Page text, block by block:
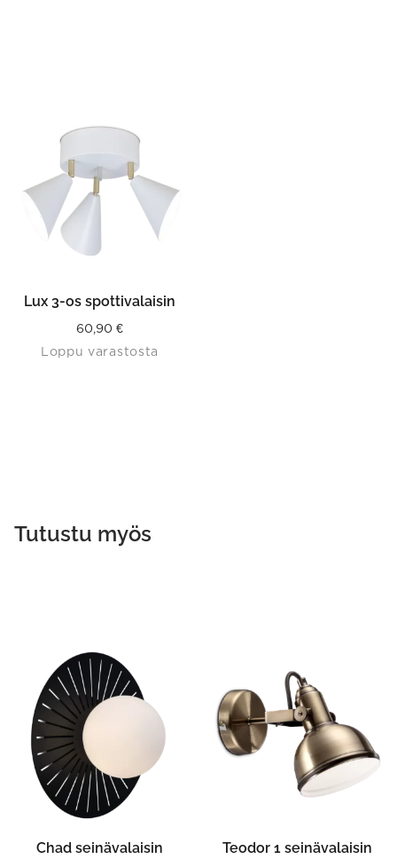
Lux 3-os spottivalaisin
60,90 €
Loppu varastosta
Tutustu myös
Chad seinävalaisin Teodor 1 seinävalaisin